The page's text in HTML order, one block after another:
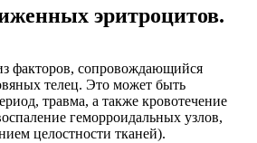
эритроцитов.
факторов, сопровождающийся
телец. Это может быть
травма, а также кровотечение
геморроидальных узлов,
целостности тканей).